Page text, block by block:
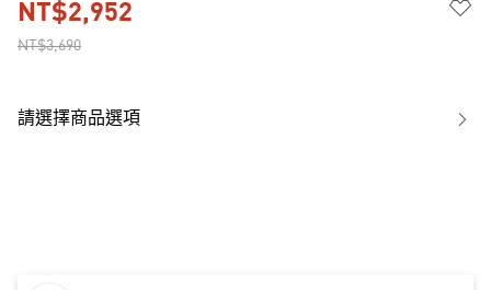
NT$3,690
NT$2,952
請選擇商品選項